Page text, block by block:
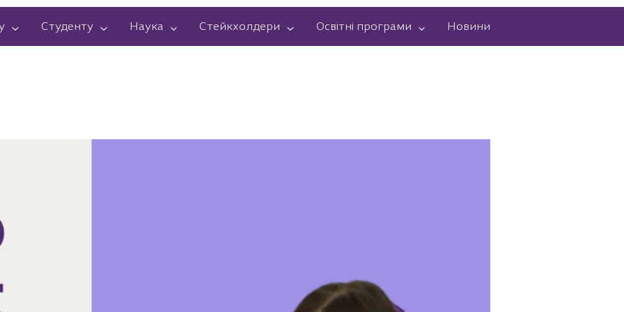
Студенту Наука Стейкхолдери Освітні програми Новини